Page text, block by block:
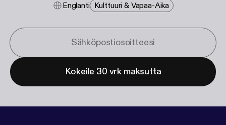
Englanti Kulttuuri & Vapaa-Aika
Kokeile 30 vrk maksutta